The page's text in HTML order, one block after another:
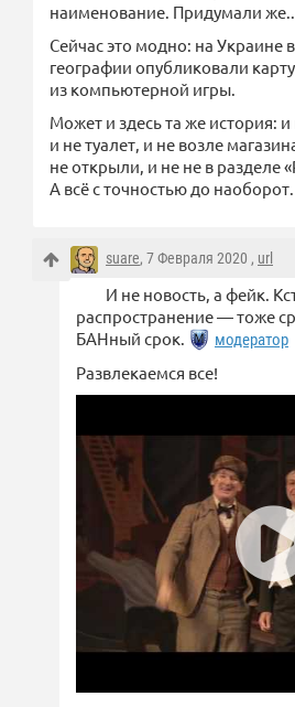
наименование. Придумали
Сейчас это модно: на Украине
географии опубликовали
из компьютерной игры.
Может и здесь та же история:
и не туалет, и не возле
не открыли, и не не в разделе
А всё с точностью до наоборот.
suare, 7 Февраля 2020 , url
И не новость, а фейк.
распространение — тоже
БАНный срок.
модератор
Развлекаемся все!